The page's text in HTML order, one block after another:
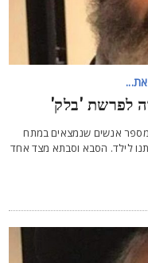
לפרשת 'בלק'
אנשים שנמצאים במתח
לילד. הסבא וסבתא מצד אחד